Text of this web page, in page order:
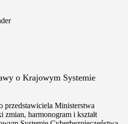
o Krajowym Systemie
przedstawiciela Ministerstwa
harmonogram i kształt